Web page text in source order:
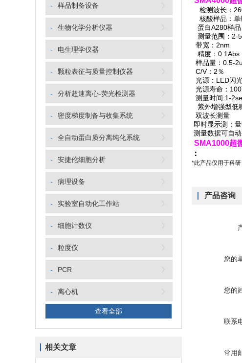
- 样品制备设备
- 生物化学分析仪器
- 电生理学仪器
- 颗粒表征与质量控制仪器
- 分析超速离心-荧光检测器
- 密度梯度制备与收集系统
- 全自动蛋白质分离纯化系统
- 安捷伦细胞分析
- 病理设备
- 实验室自动化工作站
- 细胞计数仪
- 粒度仪
- PCR
- 离心机
查看全部
相关文章
检测波长：
核酸样品：单
蛋白A280样品
测量范围：2-
带宽：2nm
精度：0.1Abs
样品量：0.5-
C/V：2％
光源：LED闪
光源寿命：
测量时间:1-
紫外增强型低
双波长测量
即时显示测：
测量数据可自
SMA1000超
：
*此产品仅用于科研
产品咨询
您的
您的
联系
常用